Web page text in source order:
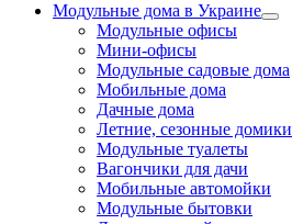
Модульные дома в Украине
Модульные офисы
Мини-офисы
Модульные садовые дома
Мобильные дома
Дачные дома
Летние, сезонные домики
Модульные туалеты
Вагончики для дачи
Мобильные автомойки
Модульные бытовки